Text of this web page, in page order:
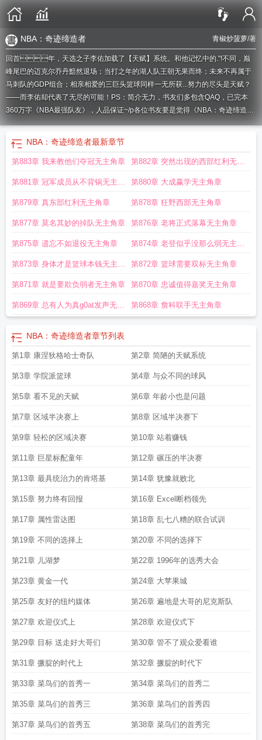
青椒炒菠萝/著
NBA：奇迹缔造者
回首年，天选之子李佑加载了【天赋】系统。和他记忆中的."!不同，巅
峰尾巴的迈克尔乔丹黯然退场；当打之年的湖人队王朝无果而终；未来不再属于
马刺队的GDP组合；相亲相爱的三巨头篮球同样一无所获...努力的尽头是天赋？
——而李佑却代表了无尽的可能！PS：简介无力，书友们多包含QAQ，已完本
360万字《NBA最强队友》，人品保证~/p各位书友要是觉得《NBA：奇迹缔造
者》还不错的话请不要忘记向您QQ群和微博里的朋友推荐哦！/pNBA：奇迹缔造
NBA奇迹缔造者 青椒炒菠萝 nba奇迹缔造者 无错
版 nba奇迹缔造者免费阅读
迹缔造者无广告
nba奇迹缔造者 免费 奇迹缔造者剧情NBA奇迹缔造者TXT
精校版
nba奇迹缔造者完整版NBA奇迹缔造者 第888章 nba奇迹缔造者无错无
防盗NBA奇迹缔造者青椒炒菠萝 nba奇迹缔造者96中文nba奇迹缔造者无防
造者笔趣阁nba奇迹缔造者最新章节NBA奇迹缔造者无防盗无错奇迹缔造者在
线nba奇迹缔造者 笔趣阁nba奇迹缔造者TXTnba奇迹缔造者 青椒炒菠萝
缔造者精校版NBA奇迹缔造者斯嘉丽 nba奇迹缔造者手打NBA奇迹缔造者百
缔造者百度 nba奇迹缔造者txt nba奇迹缔造者青椒炒菠萝 奇迹缔造者第二季百
科nba奇迹缔造者TXT奇书网Nba奇迹缔造者nba奇迹缔造者 笔趣奇迹缔造者
英文NBA奇迹缔造者起点nba奇迹缔造者nba奇迹缔造者精校版TXT奇迹的缔
NBA：奇迹缔造者最新章节
第883章 我来教他们夺冠无主角章 第882章 突然出现的西部红利无主
角章
第881章 冠军成员从不背锅无主角
章
第880章 大成赢学无主角章
第879章 真东部红利无主角章 第878章 狂野西部无主角章
第877章 莫名其妙的掉队无主角章 第876章 老将正式落幕无主角章
第875章 遗忘不如退役无主角章 第874章 老登似乎没那么弱无主角
章
第873章 身体才是篮球本钱无主角
章
第872章 篮球需要双标无主角章
第871章 就是要欺负弱者无主角章 第870章 忠诚值得嘉奖无主角章
第869章 总有人为真g0at发声无主 第868章 詹科联手无主角章
NBA：奇迹缔造者章节列表
第1章 康涅狄格哈士奇队 第2章 简陋的天赋系统
第3章 学院派篮球 第4章 与众不同的球风
第5章 看不见的天赋 第6章 年龄小也是问题
第7章 区域半决赛上 第8章 区域半决赛下
第9章 轻松的区域决赛 第10章 站着赚钱
第11章 巨星标配童年 第12章 碾压的半决赛
第13章 最具统治力的肯塔基 第14章 犹豫就败北
第15章 努力终有回报 第16章 Excel断档领先
第17章 属性雷达图 第18章 乱七八糟的联合试训
第19章 不同的选择上 第20章 不同的选择下
第21章 儿湖梦 第22章 1996年的选秀大会
第23章 黄金一代 第24章 大苹果城
第25章 友好的纽约媒体 第26章 遍地是大哥的尼克斯队
第27章 欢迎仪式上 第28章 欢迎仪式下
第29章 目标 送走好大哥们 第30章 管不了观众爱看谁
第31章 撅腚的时代上 第32章 撅腚的时代下
第33章 菜鸟们的首秀一 第34章 菜鸟们的首秀二
第35章 菜鸟们的首秀三 第36章 菜鸟们的首秀四
第37章 菜鸟们的首秀五 第38章 菜鸟们的首秀完